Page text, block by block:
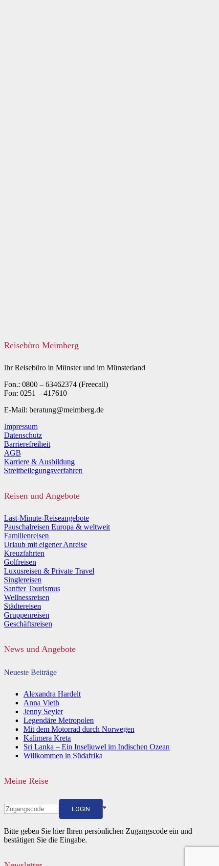
Reisebüro Meimberg
Ihr Reisebüro in Münster und im Münsterland
Fon.: 0800 – 63462374 (Freecall)
Fon: 0251 – 417610
E-Mail: beratung@meimberg.de
Impressum
Datenschutz
Barrierefreiheit
AGB
Karriere & Ausbildung
Streitbeilegungsverfahren
Reisen und Angebote
Last-Minute-Reiseangebote
Pauschalreisen Europa & weltweit
Familienreisen
Urlaub mit eigener Anreise
Kreuzfahrten
Golfreisen
Luxusreisen & Private Travel
Singlereisen
Sanfter Tourismus
Wellnessreisen
Städtereisen
Gruppenreisen
Geschäftsreisen
News und Angebote
Neueste Beiträge
Alexandra Hardelt
Anna Vieth
Jenny Seyler
Legendäre Metropolen
Mit dem Motorrad durch Norwegen
Kalimera Kreta
Sri Lanka – Ein Inseljuwel im Indischen Ozean
Willkommen in Südafrika
Meine Reise
LOGIN *
Bitte geben Sie hier Ihren persönlichen Zugangscode ein und
bestätigen Sie die Eingabe.